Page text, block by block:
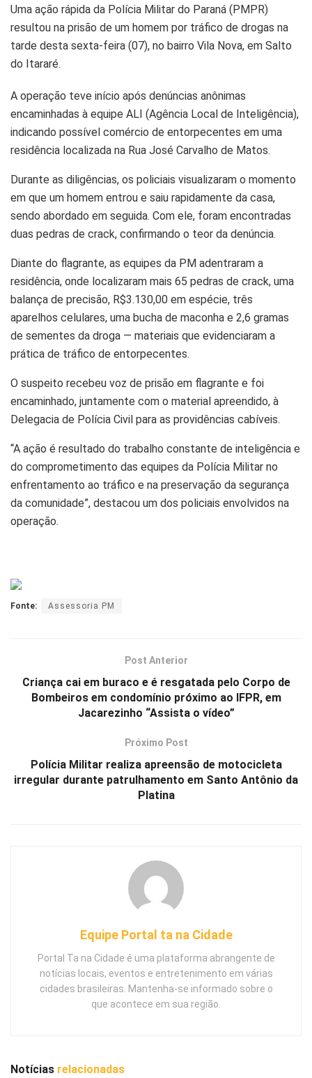
Uma ação rápida da Polícia Militar do Paraná (PMPR)
resultou na prisão de um homem por tráfico de drogas na
tarde desta sexta-feira (07), no bairro Vila Nova, em Salto
do Itararé.
A operação teve início após denúncias anônimas
encaminhadas à equipe ALI (Agência Local de Inteligência),
indicando possível comércio de entorpecentes em uma
residência localizada na Rua José Carvalho de Matos.
Durante as diligências, os policiais visualizaram o momento
em que um homem entrou e saiu rapidamente da casa,
sendo abordado em seguida. Com ele, foram encontradas
duas pedras de crack, confirmando o teor da denúncia.
Diante do flagrante, as equipes da PM adentraram a
residência, onde localizaram mais 65 pedras de crack, uma
balança de precisão, R$3.130,00 em espécie, três
aparelhos celulares, uma bucha de maconha e 2,6 gramas
de sementes da droga — materiais que evidenciaram a
prática de tráfico de entorpecentes.
O suspeito recebeu voz de prisão em flagrante e foi
encaminhado, juntamente com o material apreendido, à
Delegacia de Polícia Civil para as providências cabíveis.
“A ação é resultado do trabalho constante de inteligência e
do comprometimento das equipes da Polícia Militar no
enfrentamento ao tráfico e na preservação da segurança
da comunidade”, destacou um dos policiais envolvidos na
operação.
Fonte: Assessoria PM
Post Anterior
Criança cai em buraco e é resgatada pelo Corpo de
Bombeiros em condomínio próximo ao IFPR, em
Jacarezinho “Assista o vídeo”
Próximo Post
Polícia Militar realiza apreensão de motocicleta
irregular durante patrulhamento em Santo Antônio da
Platina
Equipe Portal ta na Cidade
Portal Ta na Cidade é uma plataforma abrangente de
notícias locais, eventos e entretenimento em várias
cidades brasileiras. Mantenha-se informado sobre o
que acontece em sua região.
Notícias relacionadas